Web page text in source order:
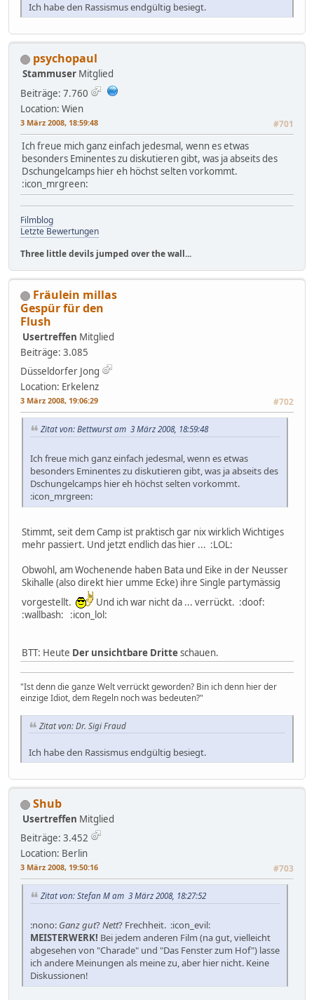
Ich habe den Rassismus endgültig besiegt.
psychopaul
Stammuser Mitglied
Beiträge: 7.760
Location: Wien
3 März 2008, 18:59:48 #701
Ich freue mich ganz einfach jedesmal, wenn es etwas
besonders Eminentes zu diskutieren gibt, was ja abseits des
Dschungelcamps hier eh höchst selten vorkommt.
:icon_mrgreen:
Filmblog
Letzte Bewertungen
Three little devils jumped over the wall...
Fräulein millas
Gespür für den
Flush
Usertreffen Mitglied
Beiträge: 3.085
Düsseldorfer Jong
Location: Erkelenz
3 März 2008, 19:06:29 #702
Zitat von: Bettwurst am 3 März 2008, 18:59:48
Ich freue mich ganz einfach jedesmal, wenn es etwas
besonders Eminentes zu diskutieren gibt, was ja abseits des
Dschungelcamps hier eh höchst selten vorkommt.
:icon_mrgreen:
Stimmt, seit dem Camp ist praktisch gar nix wirklich Wichtiges
mehr passiert. Und jetzt endlich das hier ... :LOL:
Obwohl, am Wochenende haben Bata und Eike in der Neusser
Skihalle (also direkt hier umme Ecke) ihre Single partymässig
vorgestellt.
Und ich war nicht da ... verrückt. :doof:
:wallbash: :icon_lol:
BTT: Heute Der unsichtbare Dritteschauen.
"Ist denn die ganze Welt verrückt geworden? Bin ich denn hier der
einzige Idiot, dem Regeln noch was bedeuten?"
Zitat von: Dr. Sigi Fraud
Ich habe den Rassismus endgültig besiegt.
Shub
Usertreffen Mitglied
Beiträge: 3.452
Location: Berlin
3 März 2008, 19:50:16 #703
Zitat von: Stefan M am 3 März 2008, 18:27:52
:nono: Ganz gut?Nett? Frechheit. :icon_evil:
MEISTERWERK! Bei jedem anderen Film (na gut, vielleicht
abgesehen von "Charade" und "Das Fenster zum Hof") lasse
ich andere Meinungen als meine zu, aber hier nicht. Keine
Diskussionen!